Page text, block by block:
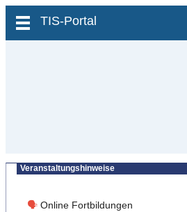
zum Inhalt wechseln
TIS-Portal
Veranstaltungshinweise
🗣 Online Fortbildungen